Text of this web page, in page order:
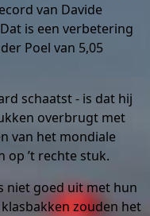
van Davide
is een verbetering
Poel van 5,05
schaatst - is dat hij
overbrugt met
van het mondiale
op ’t rechte stuk.
niet goed uit met hun
zouden het